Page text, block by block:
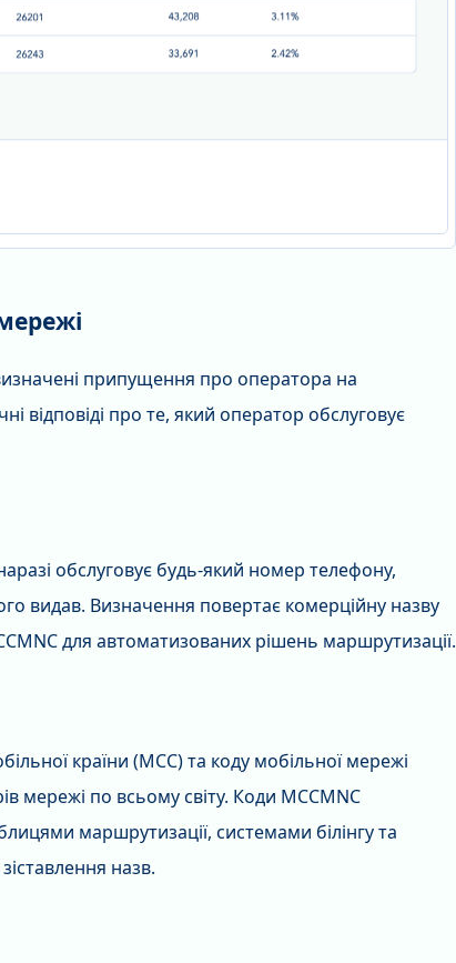
припущення про оператора на
відповіді про те, який оператор обслуговує
обслуговує будь-який номер телефону,
видав. Визначення повертає комерційну назву
для автоматизованих рішень маршрутизації.
країни (MCC) та коду мобільної мережі
мережі по всьому світу. Коди MCCMNC
маршрутизації, системами білінгу та
назв.